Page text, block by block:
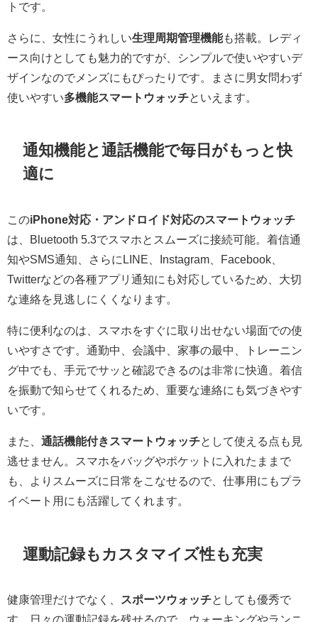
トです。
さらに、女性にうれしい生理周期管理機能も搭載。レディ
ース向けとしても魅力的ですが、シンプルで使いやすいデ
ザインなのでメンズにもぴったりです。まさに男女問わず
使いやすい多機能スマートウォッチといえます。
通知機能と通話機能で毎日がもっと快
適に
このiPhone対応・アンドロイド対応のスマートウォッチ
は、Bluetooth 5.3でスマホとスムーズに接続可能。着信通
知やSMS通知、さらにLINE、Instagram、Facebook、
Twitterなどの各種アプリ通知にも対応しているため、大切
な連絡を見逃しにくくなります。
特に便利なのは、スマホをすぐに取り出せない場面での使
いやすさです。通勤中、会議中、家事の最中、トレーニン
グ中でも、手元でサッと確認できるのは非常に快適。着信
を振動で知らせてくれるため、重要な連絡にも気づきやす
いです。
また、 通話機能付きスマートウォッチとして使える点も見
逃せません。スマホをバッグやポケットに入れたままで
も、よりスムーズに日常をこなせるので、仕事用にもプラ
イベート用にも活躍してくれます。
運動記録もカスタマイズ性も充実
健康管理だけでなく、 スポーツウォッチとしても優秀で
す。日々の運動記録を残せるので、ウォーキングやランニ